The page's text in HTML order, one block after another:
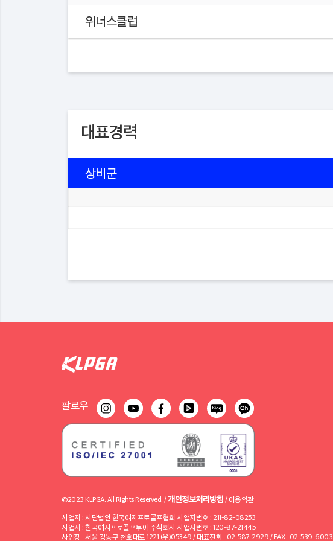
위너스클럽
대표경력
상비군
팔로우
©2023 KLPGA. All Rights Reserved. /개인정보처리방침 / 이용약관
사업자 : 사단법인 한국여자프로골프협회 사업자번호 : 211-82-08253
사업자 : 한국여자프로골프투어 주식회사 사업자번호 : 120-87-21445
사업장 : 서울 강동구 천호대로 1221 (우)05349 / 대표전화 : 02-587-2929 / FAX : 02-539-6003